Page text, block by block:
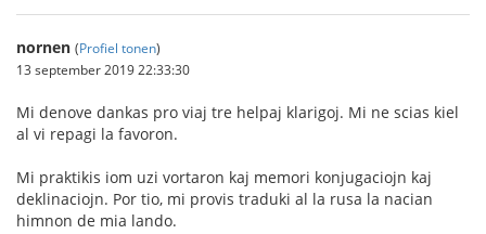
nornen (Profiel tonen)
13 september 2019 22:33:30
Mi denove dankas pro viaj tre helpaj klarigoj. Mi ne scias kiel
al vi repagi la favoron.
Mi praktikis iom uzi vortaron kaj memori konjugaciojn kaj
deklinaciojn. Por tio, mi provis traduki al la rusa la nacian
himnon de mia lando.